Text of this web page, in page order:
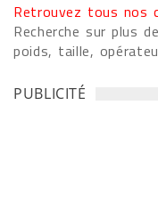
Retrouvez tous nos
Recherche sur plus
poids, taille,
PUBLICITÉ